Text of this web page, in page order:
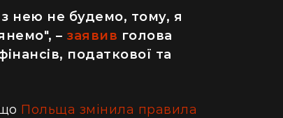
з нею не будемо, тому, я
– заявив голова
податкової та
Польща змінила правила